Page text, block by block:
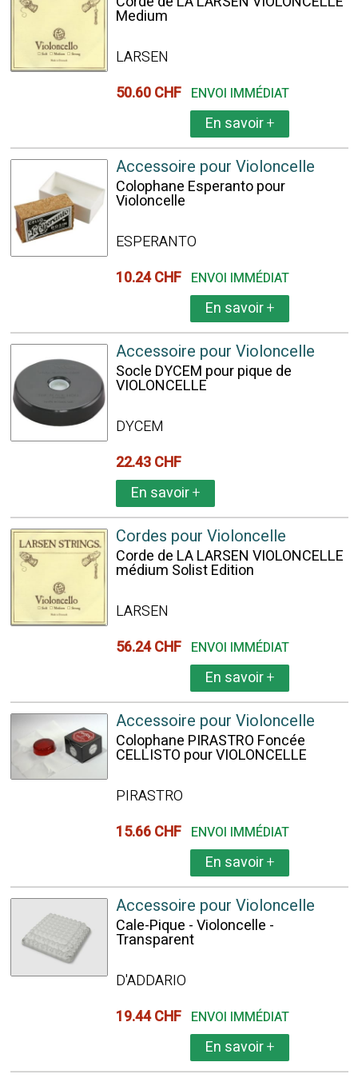
Medium
LARSEN
50.60 CHF ENVOI IMMÉDIAT
En savoir+
Accessoire pour Violoncelle
Colophane Esperanto pour
Violoncelle
ESPERANTO
10.24 CHF ENVOI IMMÉDIAT
En savoir+
Accessoire pour Violoncelle
Socle DYCEM pour pique de
VIOLONCELLE
DYCEM
22.43 CHF
En savoir+
Cordes pour Violoncelle
Corde de LA LARSEN VIOLONCELLE
médium Solist Edition
LARSEN
56.24 CHF ENVOI IMMÉDIAT
En savoir+
Accessoire pour Violoncelle
Colophane PIRASTRO Foncée
CELLISTO pour VIOLONCELLE
PIRASTRO
15.66 CHF ENVOI IMMÉDIAT
En savoir+
Accessoire pour Violoncelle
Cale-Pique - Violoncelle -
Transparent
D'ADDARIO
19.44 CHF ENVOI IMMÉDIAT
En savoir+